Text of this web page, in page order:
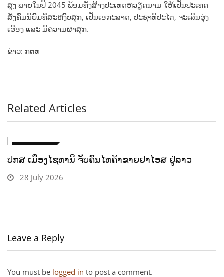
ສູງ ພາຍໃນປີ 2045 ພ້ອມທັງສ້າງປະເທດຫວຽດນາມ ໃຫ້ເປັນປະເທດ
ສັງຄົມນິຍົມທີ່ສະຫງົບສຸກ, ເປັນເອກະລາດ, ປະຊາທິປະໄຕ, ຈະເລີນຮຸ່ງ
ເຮືອງ ແລະ ມີຄວາມຜາສຸກ.
ຂ່າວ: ກຕທ
Related Articles
ເປີດງານມະຫາກຳສຽງແຄນແດນຈຳປາ ຄັ້ງທີ I ສືບສານ
ມໍລະດົກດົນຕີລາວ
Leave a Reply
You must be logged in to post a comment.